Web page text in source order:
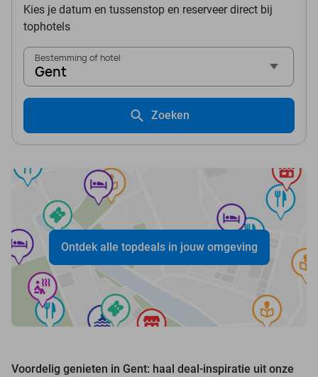
Kies je datum en tussenstop en reserveer direct bij
tophotels
Bestemming of hotel
Gent
Zoeken
Ontdek alle topdeals in jouw omgeving
Voordelig genieten in Gent: haal deal-inspiratie uit onze